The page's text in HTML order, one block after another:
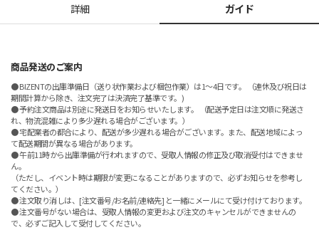
詳細 ガイド
商品発送のご案内
● BIZENTの出庫準備日（送り状作業および梱包作業）は1～4日です。 （連休及び祝日は
期間計算から除き、注文完了は決済完了基準です。)
● 予約注文商品は別途に発送日をお知らせいたします。 （配送予定日は注文順に発送さ
れ、物流混雑により多少遅れる場合がございます。）
● 宅配業者の都合により、配送が多少遅れる場合がございます。また、配送地域によっ
て配送期間が異なる場合があります。
● 午前11時から出庫準備が行われますので、受取人情報の修正及び取消受付はできませ
ん。
（ただし、イベント時は期限が変更になることがありますので、必ずお知らせを参考し
てください。）
● 注文取り消しは、[注文番号/お名前/連絡先] と一緒にメールにて受け付けております。
● 注文番号がない場合は、受取人情報の変更および注文のキャンセルができませんの
で、必ずご記入して受付してください。